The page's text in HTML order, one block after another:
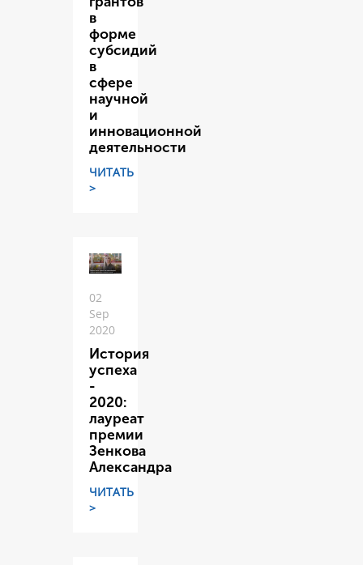
в
форме
субсидий
в
сфере
научной
и
инновационной
деятельности
ЧИТАТЬ
>
02
Sep
2020
История
успеха
-
2020:
лауреат
премии
Зенкова
Александра
ЧИТАТЬ
>